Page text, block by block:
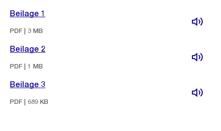
Beilage 1
PDF | 3 MB
Beilage 2
PDF | 1 MB
Beilage 3
PDF | 689 KB